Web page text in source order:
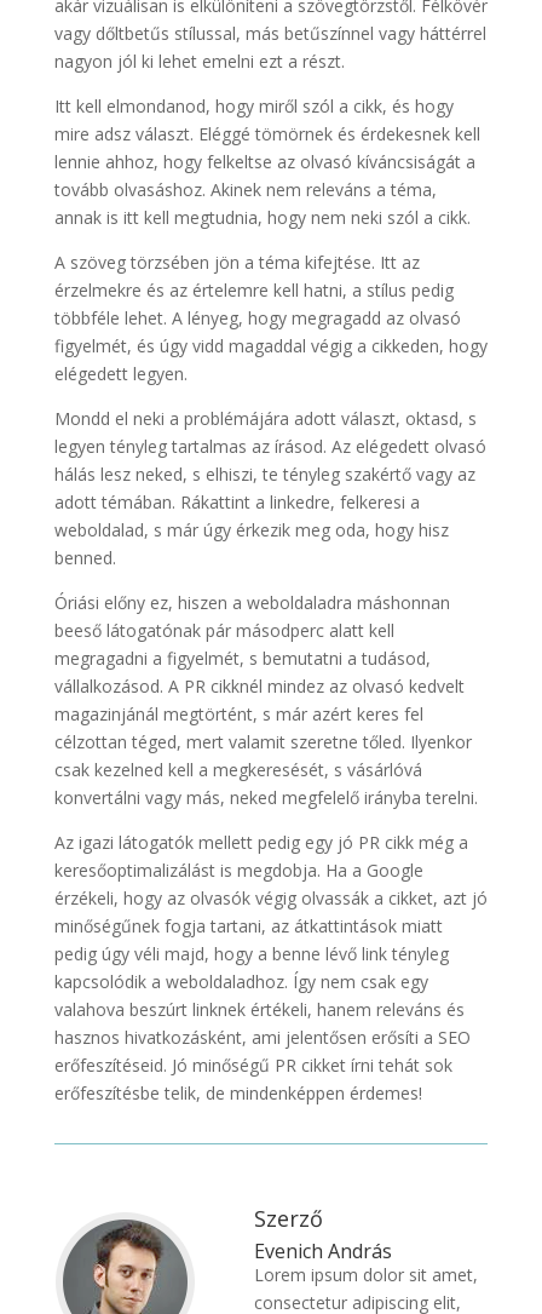
akár vizuálisan is elkülöníteni a szövegtörzstől. Félkövér
vagy dőltbetűs stílussal, más betűszínnel vagy háttérrel
nagyon jól ki lehet emelni ezt a részt.
Itt kell elmondanod, hogy miről szól a cikk, és hogy
mire adsz választ. Eléggé tömörnek és érdekesnek kell
lennie ahhoz, hogy felkeltse az olvasó kíváncsiságát a
tovább olvasáshoz. Akinek nem releváns a téma,
annak is itt kell megtudnia, hogy nem neki szól a cikk.
A szöveg törzsében jön a téma kifejtése. Itt az
érzelmekre és az értelemre kell hatni, a stílus pedig
többféle lehet. A lényeg, hogy megragadd az olvasó
figyelmét, és úgy vidd magaddal végig a cikkeden, hogy
elégedett legyen.
Mondd el neki a problémájára adott választ, oktasd, s
legyen tényleg tartalmas az írásod. Az elégedett olvasó
hálás lesz neked, s elhiszi, te tényleg szakértő vagy az
adott témában. Rákattint a linkedre, felkeresi a
weboldalad, s már úgy érkezik meg oda, hogy hisz
benned.
Óriási előny ez, hiszen a weboldaladra máshonnan
beeső látogatónak pár másodperc alatt kell
megragadni a figyelmét, s bemutatni a tudásod,
vállalkozásod. A PR cikknél mindez az olvasó kedvelt
magazinjánál megtörtént, s már azért keres fel
célzottan téged, mert valamit szeretne tőled. Ilyenkor
csak kezelned kell a megkeresését, s vásárlóvá
konvertálni vagy más, neked megfelelő irányba terelni.
Az igazi látogatók mellett pedig egy jó PR cikk még a
keresőoptimalizálást is megdobja. Ha a Google
érzékeli, hogy az olvasók végig olvassák a cikket, azt jó
minőségűnek fogja tartani, az átkattintások miatt
pedig úgy véli majd, hogy a benne lévő link tényleg
kapcsolódik a weboldaladhoz. Így nem csak egy
valahova beszúrt linknek értékeli, hanem releváns és
hasznos hivatkozásként, ami jelentősen erősíti a SEO
erőfeszítéseid. Jó minőségű PR cikket írni tehát sok
erőfeszítésbe telik, de mindenképpen érdemes!
Szerző
Evenich András
Lorem ipsum dolor sit amet,
consectetur adipiscing elit,